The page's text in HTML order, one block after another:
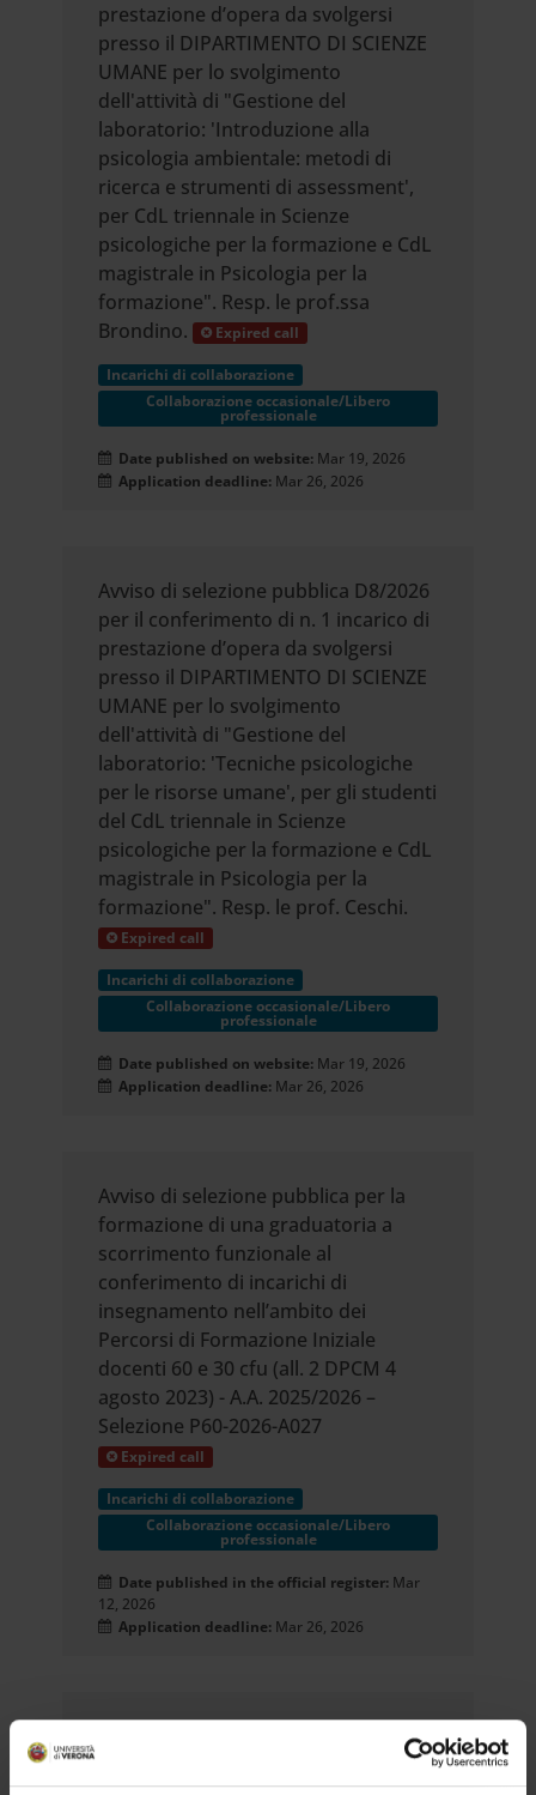
prestazione d’opera da svolgersi
presso il DIPARTIMENTO DI SCIENZE
UMANE per lo svolgimento
dell'attività di "Gestione del
laboratorio: 'Introduzione alla
psicologia ambientale: metodi di
ricerca e strumenti di assessment',
per CdL triennale in Scienze
psicologiche per la formazione e CdL
magistrale in Psicologia per la
formazione". Resp. le prof.ssa
Brondino.
Expired call
Incarichi di collaborazione
Collaborazione occasionale/Libero
professionale
Date published on website: Mar 19, 2026
Application deadline: Mar 26, 2026
Avviso di selezione pubblica D8/2026
per il conferimento di n. 1 incarico di
prestazione d’opera da svolgersi
presso il DIPARTIMENTO DI SCIENZE
UMANE per lo svolgimento
dell'attività di "Gestione del
laboratorio: 'Tecniche psicologiche
per le risorse umane', per gli studenti
del CdL triennale in Scienze
psicologiche per la formazione e CdL
magistrale in Psicologia per la
formazione". Resp. le prof. Ceschi.
Expired call
Incarichi di collaborazione
Collaborazione occasionale/Libero
professionale
Date published on website: Mar 19, 2026
Application deadline: Mar 26, 2026
Avviso di selezione pubblica per la
formazione di una graduatoria a
scorrimento funzionale al
conferimento di incarichi di
insegnamento nell’ambito dei
Percorsi di Formazione Iniziale
docenti 60 e 30 cfu (all. 2 DPCM 4
agosto 2023) - A.A. 2025/2026 –
Selezione P60-2026-A027
Expired call
Incarichi di collaborazione
Collaborazione occasionale/Libero
professionale
Date published in the official register: Mar
12, 2026
Application deadline: Mar 26, 2026
Avviso di selezione pubblica R5/2026
per il conferimento di n. 1 incarico di